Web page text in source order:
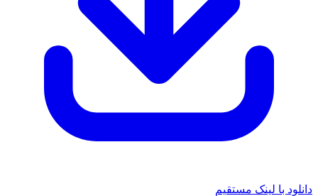
با لینک مستقیم